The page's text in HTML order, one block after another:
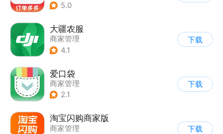
5.0
大疆农服
商家管理
4.1
下载
爱口袋
商家管理
2.1
下载
淘宝闪购商家版
商家管理
下载